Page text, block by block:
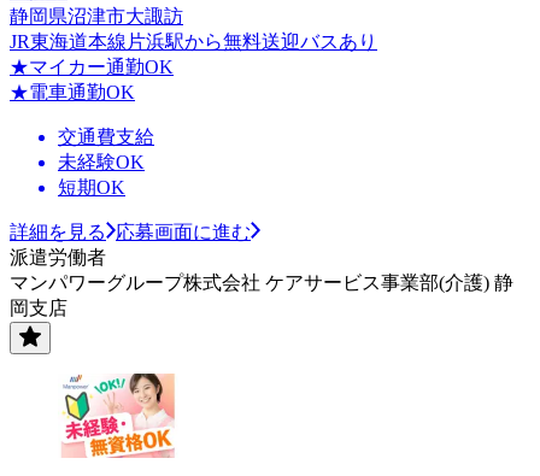
静岡県沼津市大諏訪
JR東海道本線片浜駅から無料送迎バスあり
★マイカー通勤OK
★電車通勤OK
交通費支給
未経験OK
短期OK
詳細を見る
応募画面に進む
派遣労働者
マンパワーグループ株式会社 ケアサービス事業部(介護) 静
岡支店